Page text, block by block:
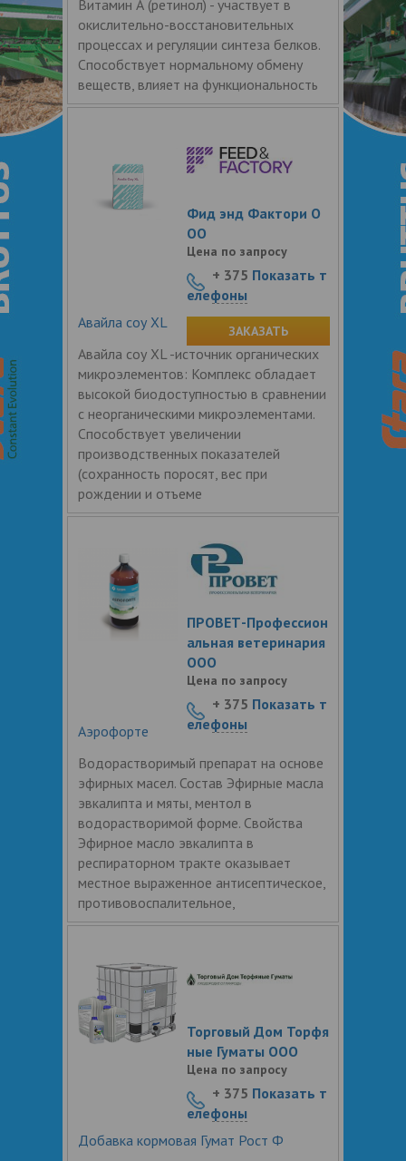
Витамин А (ретинол) - участвует в
окислительно-восстановительных
процессах и регуляции синтеза белков.
Способствует нормальному обмену
веществ, влияет на функциональность
Авайла соу XL
Авайла соу XL -источник органических
микроэлементов: Комплекс обладает
высокой биодоступностью в сравнении
с неорганическими микроэлементами.
Способствует увеличении
производственных показателей
(сохранность поросят, вес при
рождении и отъеме
Фид энд Фактори О
ОО
Цена по запросу
+ 375 Показать т
елефоны
ЗАКАЗАТЬ
Аэрофорте
Водорастворимый препарат на основе
эфирных масел. Состав Эфирные масла
эвкалипта и мяты, ментол в
водорастворимой форме. Свойства
Эфирное масло эвкалипта в
респираторном тракте оказывает
местное выраженное антисептическое,
противовоспалительное,
ПРОВЕТ-Профессион
альная ветеринария
ООО
Цена по запросу
+ 375 Показать т
елефоны
Добавка кормовая Гумат Рост Ф
Торговый Дом Торфя
ные Гуматы ООО
Цена по запросу
+ 375 Показать т
елефоны